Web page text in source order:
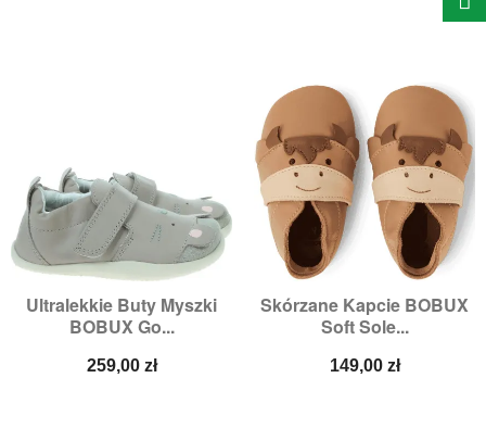
Ultralekkie Buty Myszki
BOBUX Go...
Cena
259,00 zł
Skórzane Kapcie BOBUX
Soft Sole...
Cena
149,00 zł